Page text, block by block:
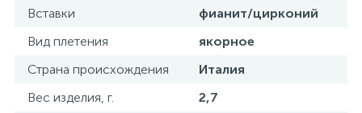
Вставки
фианит/цирконий
Вид плетения
якорное
Страна происхождения
Италия
Вес изделия, г.
2,7